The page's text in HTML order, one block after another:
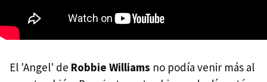
El 'Angel' de Robbie Williams no podía venir más al